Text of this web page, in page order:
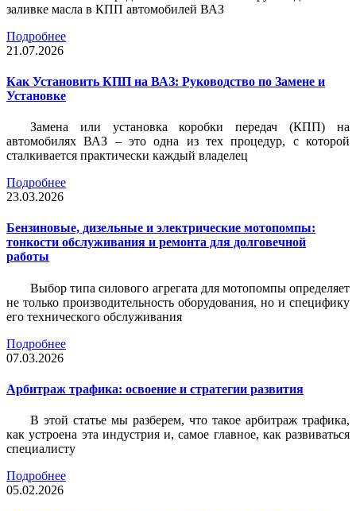
заливке масла в КПП автомобилей ВАЗ
Подробнее
21.07.2026
Как Установить КПП на ВАЗ: Руководство по Замене и
Установке
Замена или установка коробки передач (КПП) на
автомобилях ВАЗ – это одна из тех процедур, с которой
сталкивается практически каждый владелец
Подробнее
23.03.2026
Бензиновые, дизельные и электрические мотопомпы:
тонкости обслуживания и ремонта для долговечной
работы
Выбор типа силового агрегата для мотопомпы определяет
не только производительность оборудования, но и специфику
его технического обслуживания
Подробнее
07.03.2026
Арбитраж трафика: освоение и стратегии развития
В этой статье мы разберем, что такое арбитраж трафика,
как устроена эта индустрия и, самое главное, как развиваться
специалисту
Подробнее
05.02.2026